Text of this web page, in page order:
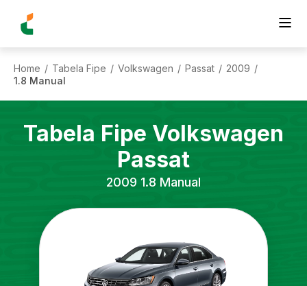
Home / Tabela Fipe / Volkswagen / Passat / 2009 /
1.8 Manual
Tabela Fipe Volkswagen
Passat
2009 1.8 Manual